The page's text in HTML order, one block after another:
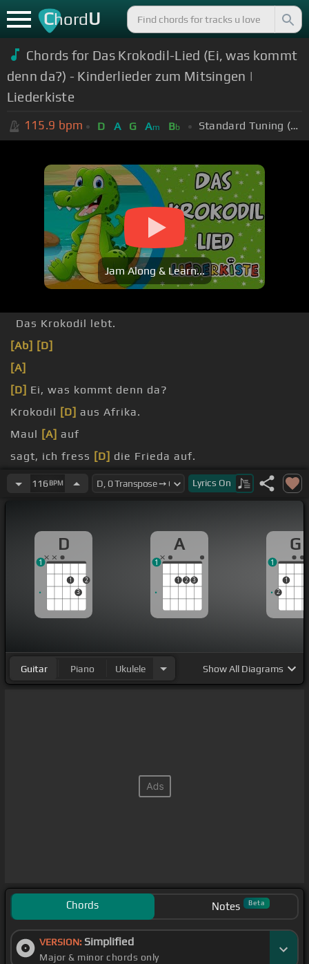
ChordU
Chords for Das Krokodil-Lied (Ei, was kommt
denn da?) - Kinderlieder zum Mitsingen |
Liederkiste
115.9 bpm D A G Am Bb Standard Tuning (EADGBE)
Jam Along & Learn...
Das Krokodil lebt.
[Ab] [D]
[A]
[D] Ei, was kommt denn da?
Krokodil [D] aus Afrika.
Maul [A] auf
sagt, ich fress [D] die Frieda auf.
Frieda, die sagt, nein
Krokodil, lass das sein,
116 BPM Lyrics On
D
1
3
2
1
A
1 2 3
1
G
2
1
1
Guitar Piano Ukulele ShowAll Diagrams
Chords Notes Beta
VERSION: Simplified
Major & minor chords only